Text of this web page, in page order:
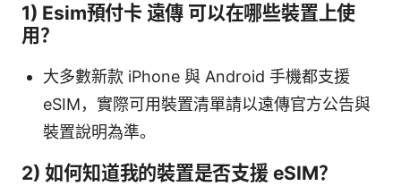
1) Esim預付卡 遠傳 可以在哪些裝置上使
用？
大多數新款 iPhone 與 Android 手機都支援
eSIM，實際可用裝置清單請以遠傳官方公告與
裝置說明為準。
2) 如何知道我的裝置是否支援 eSIM？